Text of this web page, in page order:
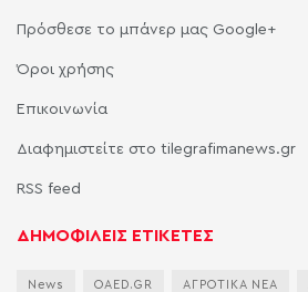
Πρόσθεσε το μπάνερ μας Google+
Όροι χρήσης
Επικοινωνία
Διαφημιστείτε στο tilegrafimanews.gr
RSS feed
ΔΗΜΟΦΙΛΕΙΣ ΕΤΙΚΕΤΕΣ
News OAED.GR ΑΓΡΟΤΙΚΑ ΝΕΑ